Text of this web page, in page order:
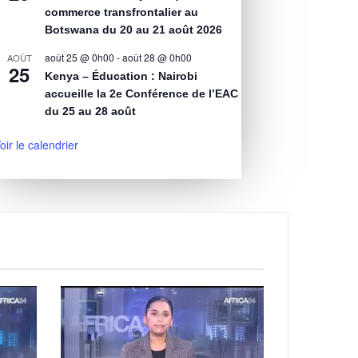
commerce transfrontalier au
Botswana du 20 au 21 août 2026
AOÛT
25
août 25 @ 0h00 -août 28 @ 0h00
Kenya – Éducation : Nairobi
accueille la 2e Conférence de l’EAC
du 25 au 28 août
le calendrier